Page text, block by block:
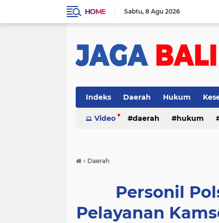
HOME Sabtu 8 Agu 2026
Indeks Daerah Hukum
Video daerah hukum
› Daerah
Personil
Pelayanan